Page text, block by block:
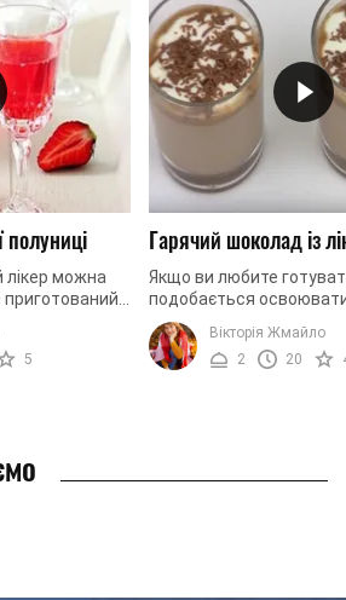
полуниці
лікер можна
у
а на смак
5
Гарячий шоколад із
Якщо ви любите
подобається освоювати
рецепти, вам
приготувати гарячий
лікером. Напій простий і
Вікторія Жмайло
2
20